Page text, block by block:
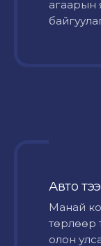
агаарын
Авто
Mанай
төрлөөр
олон